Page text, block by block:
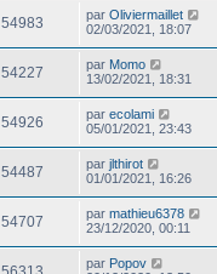
54983 par Oliviermaillet
02/03/2021, 18:07
54227 par Momo
13/02/2021, 18:31
54926 par ecolami
05/01/2021, 23:43
54487 par jlthirot
01/01/2021, 16:26
54707 par mathieu6378
23/12/2020, 00:11
par Popov